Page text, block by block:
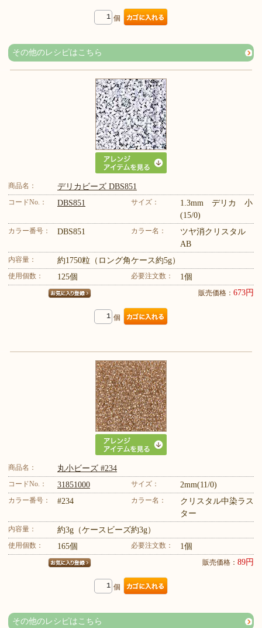
個
その他のレシピはこちら
商品名： デリカビーズ DBS851
コードNo.： DBS851 サイズ：
1.3mm デリカ 小
(15/0)
カラー番号： DBS851 カラー名：
ツヤ消クリスタル
AB
内容量： 約1750粒（ロング角ケース約5g）
使用個数： 125個 必要注文数： 1個
販売価格： 673円
個
商品名： 丸小ビーズ #234
コードNo.： 31851000 サイズ： 2mm(11/0)
カラー番号： #234 カラー名：
クリスタル中染ラス
ター
内容量： 約3g（ケースビーズ約3g）
使用個数： 165個 必要注文数： 1個
販売価格： 89円
個
その他のレシピはこちら